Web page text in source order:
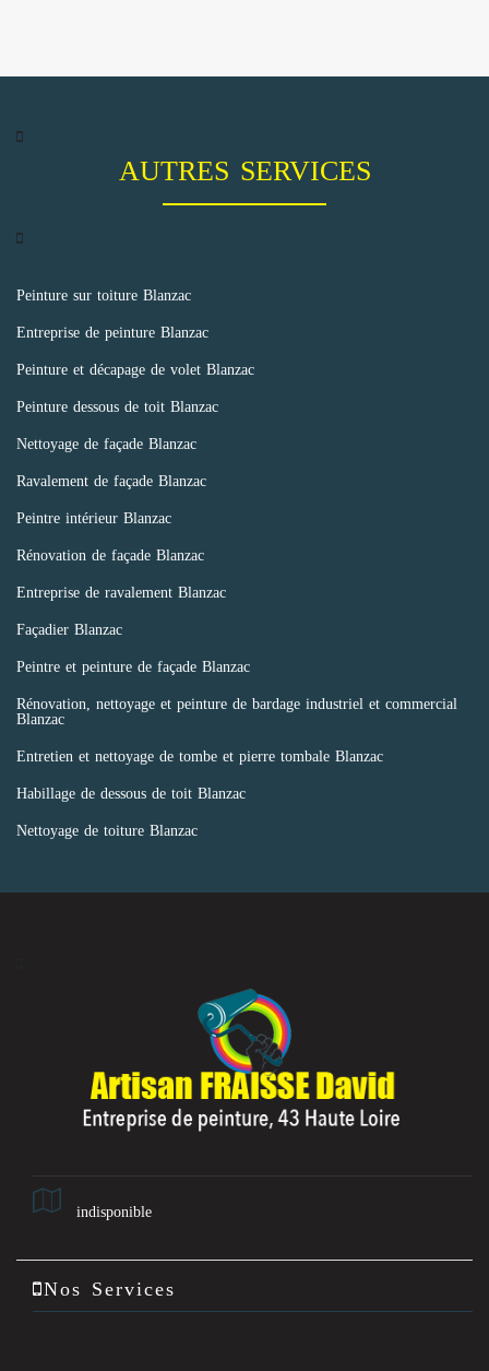
AUTRES SERVICES
Peinture sur toiture Blanzac
Entreprise de peinture Blanzac
Peinture et décapage de volet Blanzac
Peinture dessous de toit Blanzac
Nettoyage de façade Blanzac
Ravalement de façade Blanzac
Peintre intérieur Blanzac
Rénovation de façade Blanzac
Entreprise de ravalement Blanzac
Façadier Blanzac
Peintre et peinture de façade Blanzac
Rénovation, nettoyage et peinture de bardage industriel et commercial
Blanzac
Entretien et nettoyage de tombe et pierre tombale Blanzac
Habillage de dessous de toit Blanzac
Nettoyage de toiture Blanzac
indisponible
Nos Services